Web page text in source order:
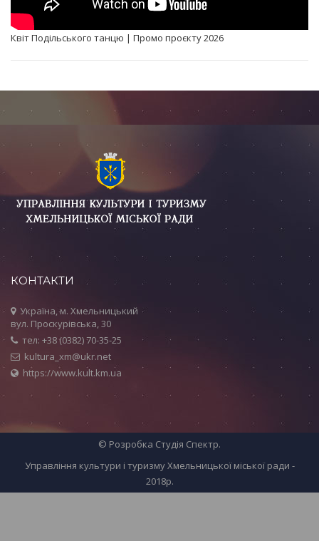
Квіт Подільського танцю | Промо проєкту 2026
КОНТАКТИ
Україна, м. Хмельницький
вул. Проскурівська, 30
тел: +38 (0382) 70-35-25
kultura_xm@ukr.net
https://www.kult.km.ua
© Розробка Студія Спектр.
Управління культури і туризму Хмельницької міської ради -
2018р.